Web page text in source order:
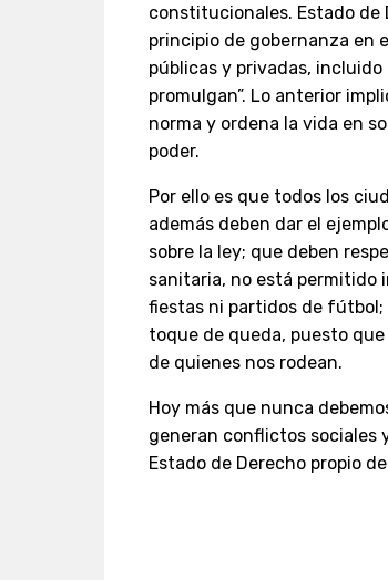
constitucionales. Estado de
principio de gobernanza en
públicas y privadas,
promulgan”. Lo anterior
norma y ordena la vida en
poder.
Por ello es que todos los
además deben dar el
sobre la ley; que deben
sanitaria, no está permitido
fiestas ni partidos de fútbol;
toque de queda, puesto
de quienes nos rodean.
Hoy más que nunca
generan conflictos sociales
Estado de Derecho propio